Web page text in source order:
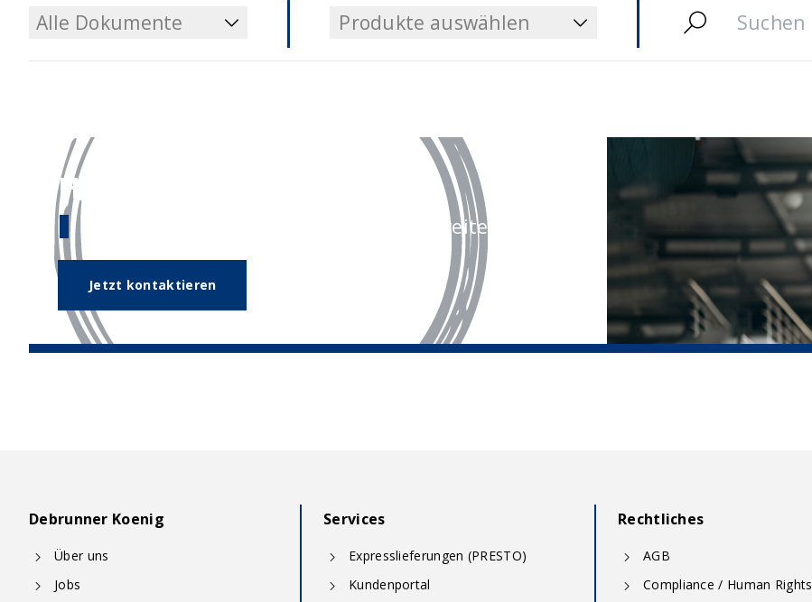
Alle Dokumente
Produkte auswählen
Haben Sie Fragen?
Unser Expertenteam hilft Ihnen gerne weiter.
Jetzt kontaktieren
Debrunner Koenig
Über uns
Jobs
Services
Expresslieferungen (PRESTO)
Kundenportal
Rechtliches
AGB
Compliance / Human Rights